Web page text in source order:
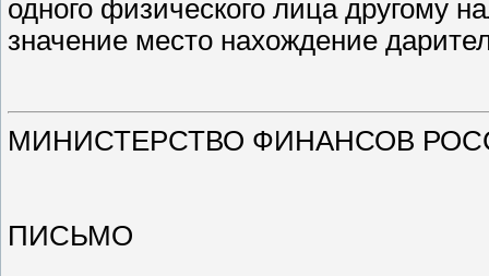
одного физического лица другому
значение место нахождение
МИНИСТЕРСТВО ФИНАНСОВ
ПИСЬМО